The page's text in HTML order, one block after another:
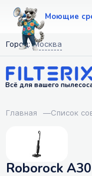
Моющие
Город: Москва
Всё для вашего
Главная —Список
Roborock